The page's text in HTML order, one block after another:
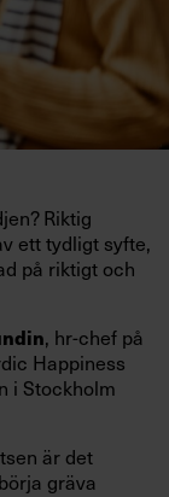
Riktig
ett tydligt syfte,
på riktigt och
, hr-chef på
Happiness
i Stockholm
är det
gräva